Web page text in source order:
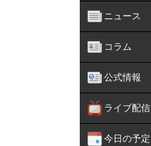
ニュース
コラム
公式情報
ライブ配信
今日の予定